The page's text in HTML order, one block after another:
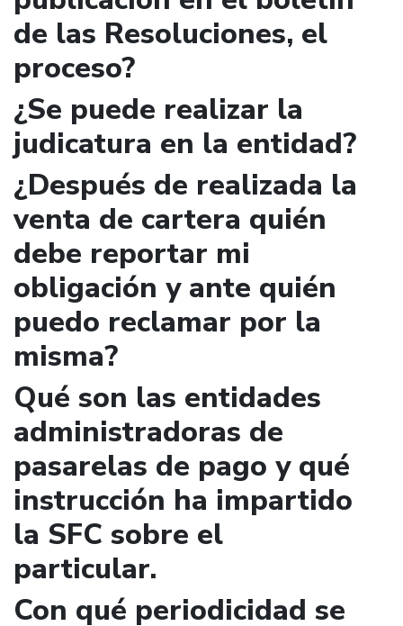
de las Resoluciones, el
proceso?
¿Se puede realizar la
judicatura en la entidad?
¿Después de realizada la
venta de cartera quién
debe reportar mi
obligación y ante quién
puedo reclamar por la
misma?
Qué son las entidades
administradoras de
pasarelas de pago y qué
instrucción ha impartido
la SFC sobre el
particular.
Con qué periodicidad se